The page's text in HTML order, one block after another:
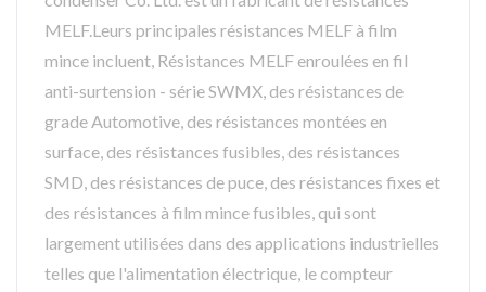
MELF.Leurs principales résistances MELF à film
mince incluent, Résistances MELF enroulées en fil
anti-surtension - série SWMX, des résistances de
grade Automotive, des résistances montées en
surface, des résistances fusibles, des résistances
SMD, des résistances de puce, des résistances fixes et
des résistances à film mince fusibles, qui sont
largement utilisées dans des applications industrielles
telles que l'alimentation électrique, le compteur